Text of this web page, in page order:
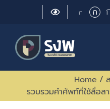
กSmall
ก
font
Home /
รวบรวมคำศัพท์ที่ใช้สื่อส